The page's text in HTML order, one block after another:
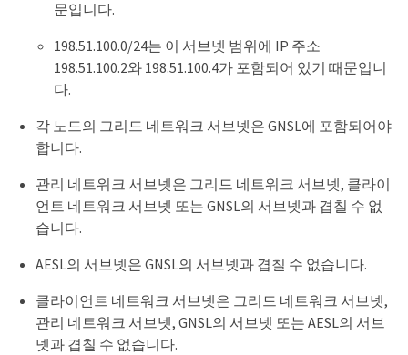
문입니다.
198.51.100.0/24는 이 서브넷 범위에 IP 주소
198.51.100.2와 198.51.100.4가 포함되어 있기 때문입니
다.
각 노드의 그리드 네트워크 서브넷은 GNSL에 포함되어야
합니다.
관리 네트워크 서브넷은 그리드 네트워크 서브넷, 클라이
언트 네트워크 서브넷 또는 GNSL의 서브넷과 겹칠 수 없
습니다.
AESL의 서브넷은 GNSL의 서브넷과 겹칠 수 없습니다.
클라이언트 네트워크 서브넷은 그리드 네트워크 서브넷,
관리 네트워크 서브넷, GNSL의 서브넷 또는 AESL의 서브
넷과 겹칠 수 없습니다.